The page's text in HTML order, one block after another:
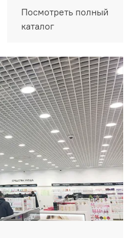
Посмотреть полный
каталог